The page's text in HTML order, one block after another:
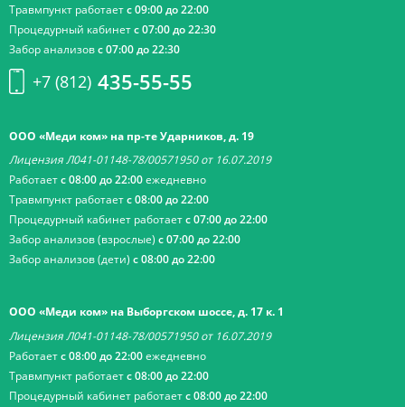
Травмпункт работаетс 09:00 до 22:00
Процедурный кабинетс 07:00 до 22:30
Забор анализовс 07:00 до 22:30
+7 (812) 435-55-55
ООО «Меди ком» на пр-те Ударников, д. 19
Лицензия Л041-01148-78/00571950 от 16.07.2019
Работаетс 08:00 до 22:00ежедневно
Травмпункт работаетс 08:00 до 22:00
Процедурный кабинет работаетс 07:00 до 22:00
Забор анализов (взрослые) с 07:00 до 22:00
Забор анализов (дети) с 08:00 до 22:00
ООО «Меди ком» на Выборгском шоссе, д. 17 к. 1
Лицензия Л041-01148-78/00571950 от 16.07.2019
Работаетс 08:00 до 22:00ежедневно
Травмпункт работаетс 08:00 до 22:00
Процедурный кабинет работаетс 08:00 до 22:00